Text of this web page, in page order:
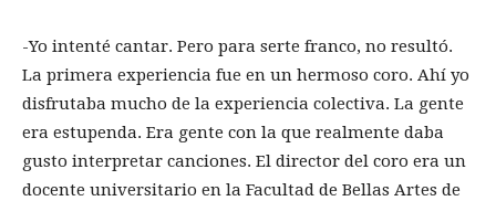
-Yo intenté cantar. Pero para serte franco, no resultó.
La primera experiencia fue en un hermoso coro. Ahí yo
disfrutaba mucho de la experiencia colectiva. La gente
era estupenda. Era gente con la que realmente daba
gusto interpretar canciones. El director del coro era un
docente universitario en la Facultad de Bellas Artes de